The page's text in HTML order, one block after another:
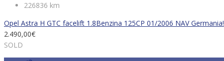
226836 km
Opel Astra H GTC facelift 1.8Benzina 125CP 01/2006 NAV Germania!
2.490,00€
SOLD